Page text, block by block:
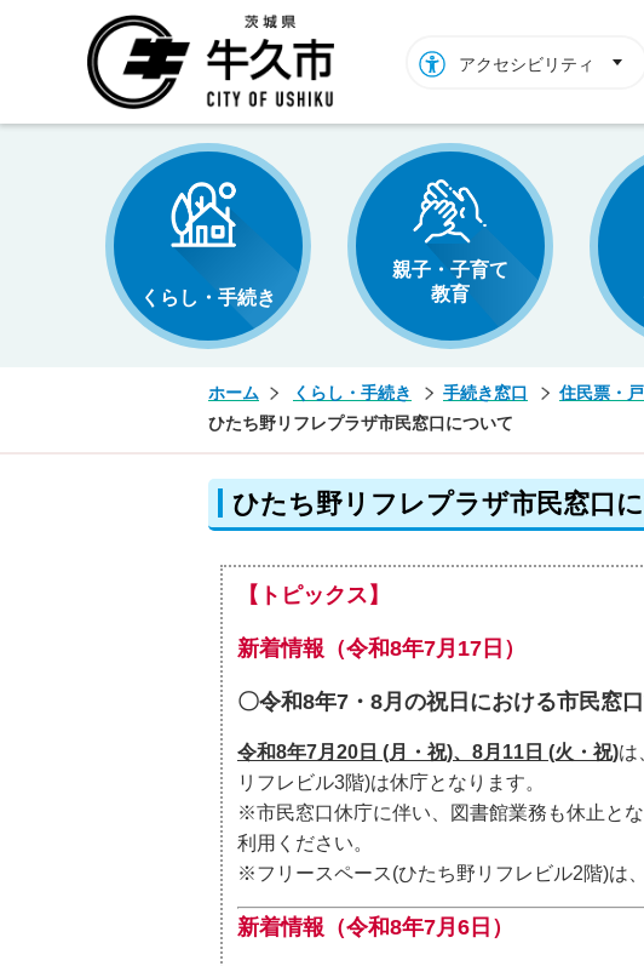
アクセシビリティ
くらし・手続き
親子・子育て
教育
ホーム くらし・手続き 手続き窓口 住民票・
ひたち野リフレプラザ市民窓口について
ひたち野リフレプラザ市民窓口
【トピックス】
新着情報（令和8年7月17日）
〇令和8年7・8月の祝日 における市民窓
令和8年7月20日 (月・祝)、8月11日 (火・祝)は
リフレビル3階)は休庁となります。
※市民窓口休庁に伴い、図書館業務も休止と
利用ください。
※フリースペース(ひたち野リフレビル2階)は
新着情報（令和8年7月6日）